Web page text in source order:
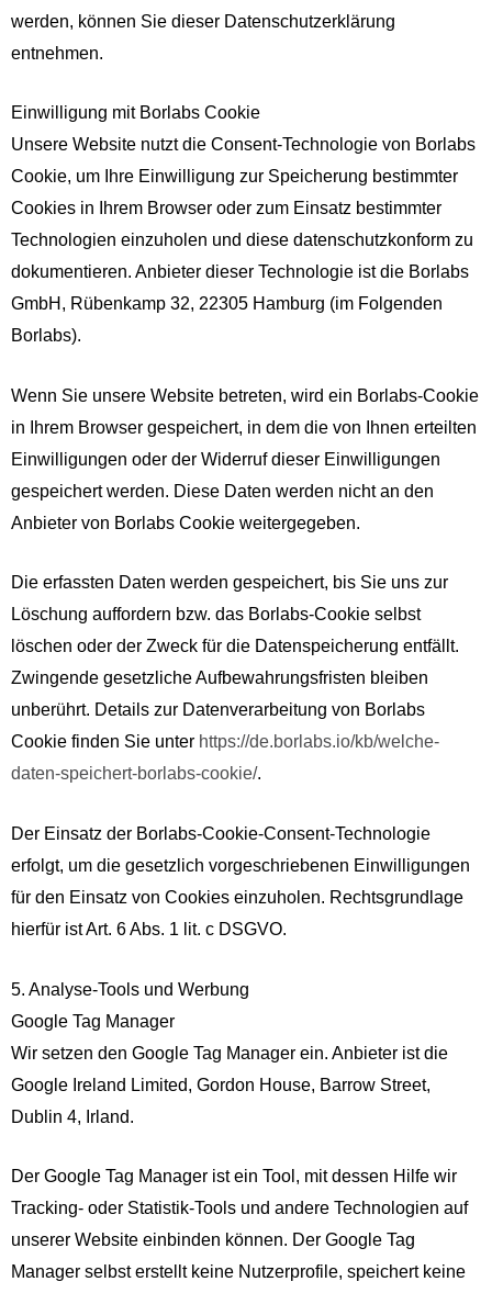
werden, können Sie dieser Datenschutzerklärung
entnehmen.
Einwilligung mit Borlabs Cookie
Unsere Website nutzt die Consent-Technologie von Borlabs
Cookie, um Ihre Einwilligung zur Speicherung bestimmter
Cookies in Ihrem Browser oder zum Einsatz bestimmter
Technologien einzuholen und diese datenschutzkonform zu
dokumentieren. Anbieter dieser Technologie ist die Borlabs
GmbH, Rübenkamp 32, 22305 Hamburg (im Folgenden
Borlabs).
Wenn Sie unsere Website betreten, wird ein Borlabs-Cookie
in Ihrem Browser gespeichert, in dem die von Ihnen erteilten
Einwilligungen oder der Widerruf dieser Einwilligungen
gespeichert werden. Diese Daten werden nicht an den
Anbieter von Borlabs Cookie weitergegeben.
Die erfassten Daten werden gespeichert, bis Sie uns zur
Löschung auffordern bzw. das Borlabs-Cookie selbst
löschen oder der Zweck für die Datenspeicherung entfällt.
Zwingende gesetzliche Aufbewahrungsfristen bleiben
unberührt. Details zur Datenverarbeitung von Borlabs
Cookie finden Sie unter https://de.borlabs.io/kb/welche-
daten-speichert-borlabs-cookie/.
Der Einsatz der Borlabs-Cookie-Consent-Technologie
erfolgt, um die gesetzlich vorgeschriebenen Einwilligungen
für den Einsatz von Cookies einzuholen. Rechtsgrundlage
hierfür ist Art. 6 Abs. 1 lit. c DSGVO.
5. Analyse-Tools und Werbung
Google Tag Manager
Wir setzen den Google Tag Manager ein. Anbieter ist die
Google Ireland Limited, Gordon House, Barrow Street,
Dublin 4, Irland.
Der Google Tag Manager ist ein Tool, mit dessen Hilfe wir
Tracking- oder Statistik-Tools und andere Technologien auf
unserer Website einbinden können. Der Google Tag
Manager selbst erstellt keine Nutzerprofile, speichert keine